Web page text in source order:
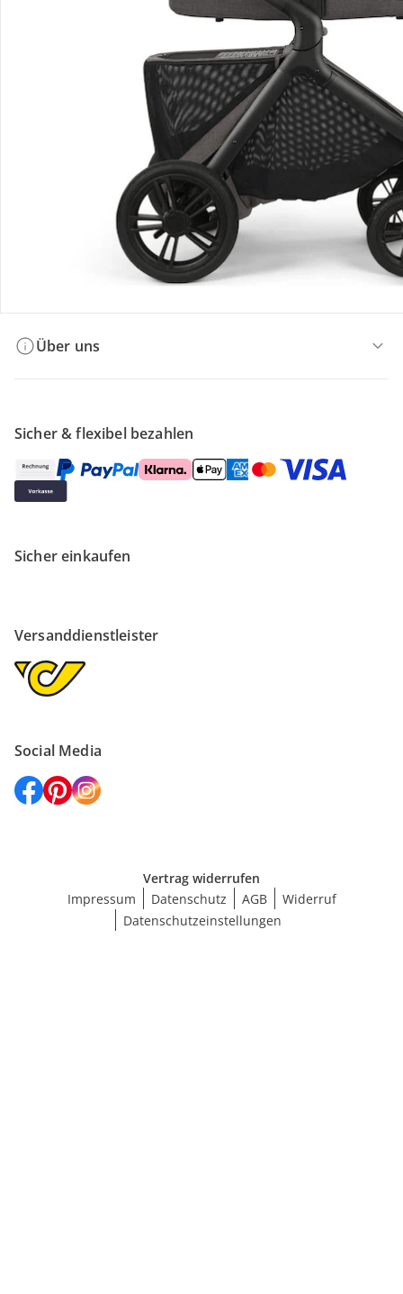
Bestellung & Lieferung
Retoure & Reklamation
Gutscheine & Aktionen
Kontakt & Service
Filialen & Beratung
Über uns
Sicher & flexibel bezahlen
Sicher einkaufen
Versanddienstleister
Social Media
Vertrag widerrufen
Impressum
Datenschutz AGB
Widerruf
Datenschutzeinstellungen